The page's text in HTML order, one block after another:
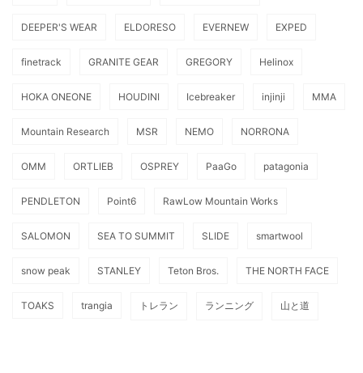
DEEPER'S WEAR ELDORESO EVERNEW EXPED
finetrack GRANITE GEAR GREGORY Helinox
HOKA ONEONE HOUDINI Icebreaker injinji MMA
Mountain Research MSR NEMO NORRONA
OMM ORTLIEB OSPREY PaaGo patagonia
PENDLETON Point6 RawLow Mountain Works
SALOMON SEA TO SUMMIT SLIDE smartwool
snow peak STANLEY Teton Bros. THE NORTH FACE
TOAKS trangia トレラン ランニング 山と道